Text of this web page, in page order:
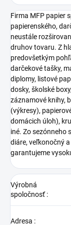
Firma MFP papier
papierenského,
neustále
druhov tovaru. Z
predovšetkým
darčekové tašky,
diplomy, listové
dosky, školské
záznamové knihy,
(výkresy),
domácich úloh),
iné. Zo sezónneho
diáre, veľkonočný
garantujeme
Výrobná
spoločnosť:
Adresa :